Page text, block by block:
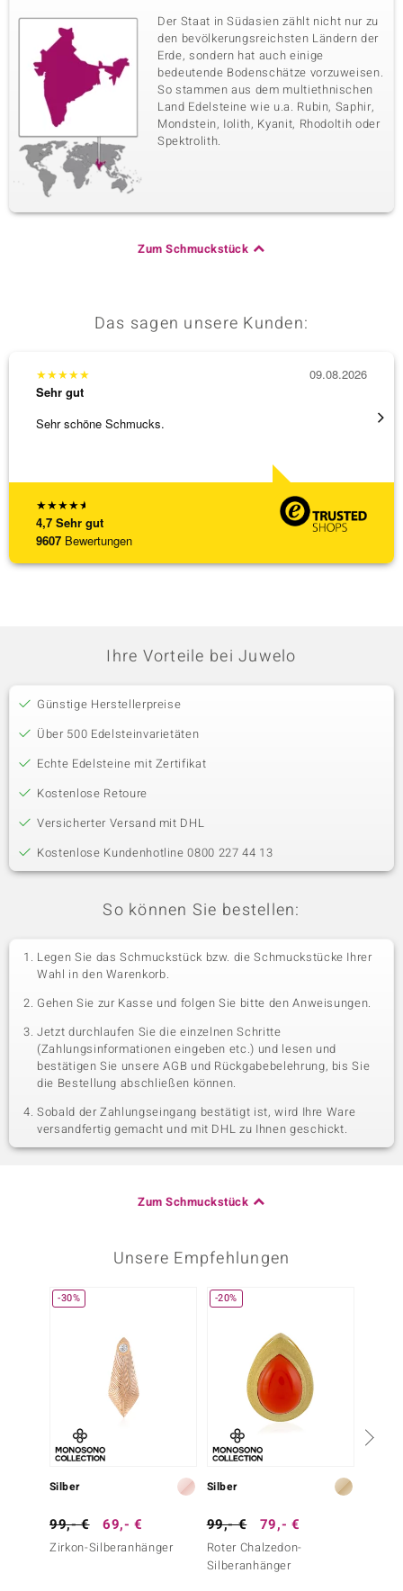
Der Staat in Südasien zählt nicht nur zu
den bevölkerungsreichsten Ländern der
Erde, sondern hat auch einige
bedeutende Bodenschätze vorzuweisen.
So stammen aus dem multiethnischen
Land Edelsteine wie u.a. Rubin, Saphir,
Mondstein, Iolith, Kyanit, Rhodoltih oder
Spektrolith.
Zum Schmuckstück
Das sagen unsere Kunden:
★★★★★
4,7 Sehr gut
9607 Bewertungen
★★★★★
Sehr gut
Sehr schöne Schmucks.
09.08.2026
Ihre Vorteile bei Juwelo
Günstige Herstellerpreise
Über 500 Edelsteinvarietäten
Echte Edelsteine mit Zertifikat
Kostenlose Retoure
Versicherter Versand mit DHL
Kostenlose Kundenhotline 0800 227 44 13
So können Sie bestellen:
Legen Sie das Schmuckstück bzw. die Schmuckstücke Ihrer
Wahl in den Warenkorb.
Gehen Sie zur Kasse und folgen Sie bitte den Anweisungen.
Jetzt durchlaufen Sie die einzelnen Schritte
(Zahlungsinformationen eingeben etc.) und lesen und
bestätigen Sie unsere AGB und Rückgabebelehrung, bis Sie
die Bestellung abschließen können.
Sobald der Zahlungseingang bestätigt ist, wird Ihre Ware
versandfertig gemacht und mit DHL zu Ihnen geschickt.
Zum Schmuckstück
Unsere Empfehlungen
-30%
Silber
99,- € 69,- €
Zirkon-Silberanhänger
-20%
Silber
99,- € 79,- €
Roter Chalzedon-
Silberanhänger